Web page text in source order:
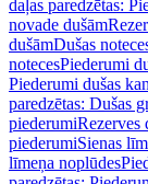
daļas paredzētas:
novade dušām
dušāmDušas
notecesPiederumi
Piederumi dušas
paredzētas: Dušas
piederumiRezerves
piederumiSienas
līmeņa noplūdes